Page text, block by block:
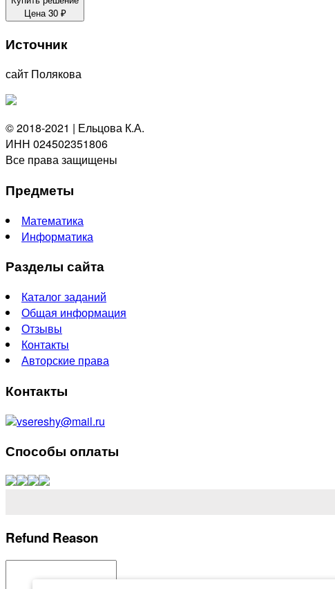
Цена30 ₽
Источник
сайт Полякова
© 2018-2021 | Ельцова К.А.
ИНН 024502351806
Все права защищены
Предметы
Математика
Информатика
Разделы сайта
Каталог заданий
Общая информация
Отзывы
Контакты
Авторские права
Контакты
vsereshy@mail.ru
Способы оплаты
Refund Reason